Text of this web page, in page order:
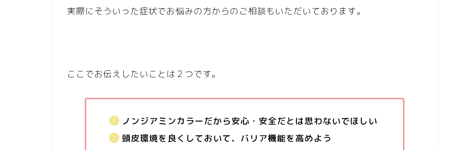
実際にそういった症状でお悩みの方からのご相談もいただいております。
ここでお伝えしたいことは２つです。
ノンジアミンカラーだから安心・安全だとは思わないでほしい
頭皮環境を良くしておいて、バリア機能を高めよう